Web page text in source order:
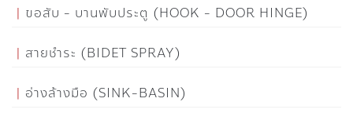
ขอสับ - บานพับประตู (HOOK - DOOR HINGE)
สายชำระ (BIDET SPRAY)
อ่างล้างมือ (SINK-BASIN)